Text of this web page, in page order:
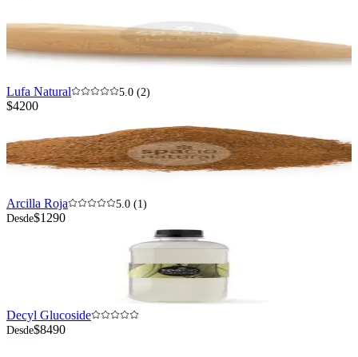
Lufa Natural 5.0 (2)
$4200
Arcilla Roja
5.0 (1)
Desde$1290
Decyl Glucoside
Desde$8490